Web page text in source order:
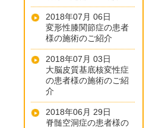
2018年07月 06日
変形性膝関節症の患者
様の施術のご紹介
2018年07月 03日
大脳皮質基底核変性症
の患者様の施術のご紹
介
2018年06月 29日
脊髄空洞症の患者様の